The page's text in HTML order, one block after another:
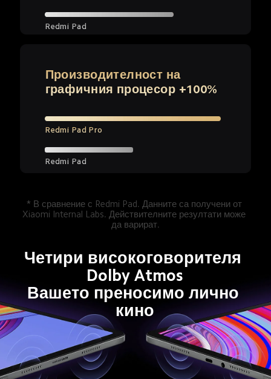
Redmi Pad
Производителност на
графичния процесор +100%
Redmi Pad Pro
Redmi Pad
* В сравнение с Redmi Pad. Данните са получени от
Xiaomi Internal Labs. Действителните резултати може
да варират.
Четири високоговорителя
Dolby Atmos
Вашето преносимо лично
кино